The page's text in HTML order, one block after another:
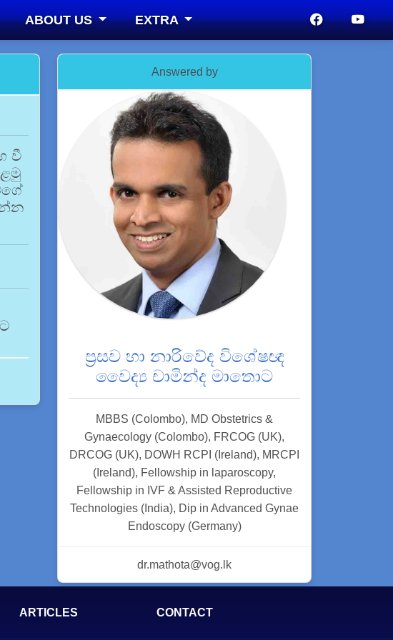
ABOUT US EXTRA
වී
Answered by
ප්‍රසව හා නාරිවේද විශේෂඥ
වෛද්‍ය චාමින්ද මාතොට
MBBS (Colombo), MD Obstetrics &
Gynaecology (Colombo), FRCOG (UK),
DRCOG (UK), DOWH RCPI (Ireland), MRCPI
(Ireland), Fellowship in laparoscopy,
Fellowship in IVF & Assisted Reproductive
Technologies (India), Dip in Advanced Gynae
Endoscopy (Germany)
dr.mathota@vog.lk
ARTICLES CONTACT